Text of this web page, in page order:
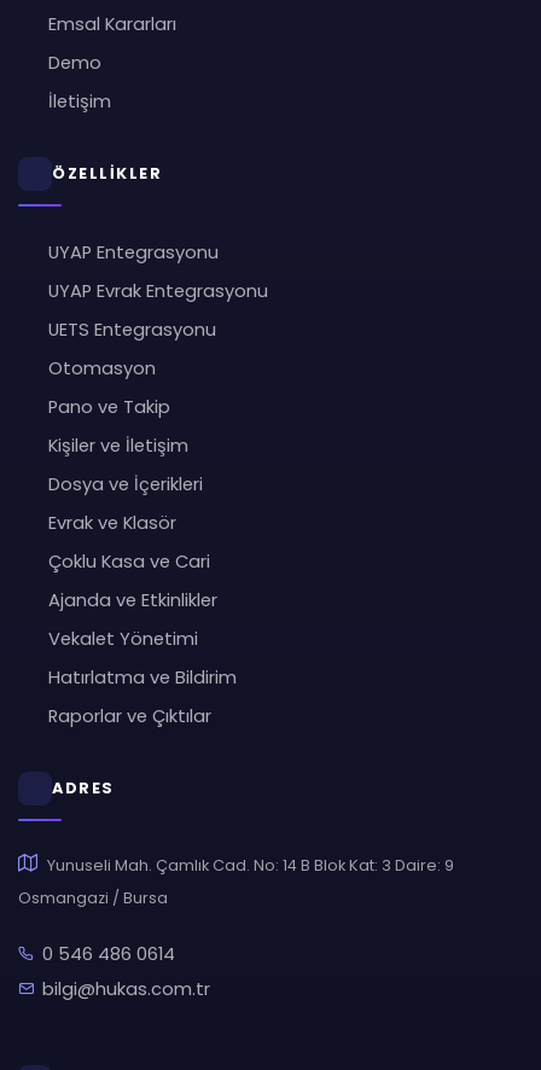
Emsal Kararları
Demo
İletişim
ÖZELLİKLER
UYAP Entegrasyonu
UYAP Evrak Entegrasyonu
UETS Entegrasyonu
Otomasyon
Pano ve Takip
Kişiler ve İletişim
Dosya ve İçerikleri
Evrak ve Klasör
Çoklu Kasa ve Cari
Ajanda ve Etkinlikler
Vekalet Yönetimi
Hatırlatma ve Bildirim
Raporlar ve Çıktılar
ADRES
Yunuseli Mah. Çamlık Cad. No: 14 B Blok Kat: 3 Daire: 9
Osmangazi / Bursa
0 546 486 0614
bilgi@hukas.com.tr